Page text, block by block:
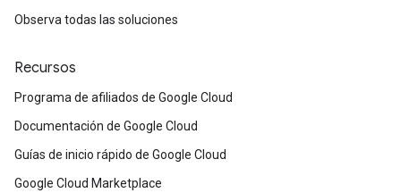
Observa todas las soluciones
Recursos
Programa de afiliados de Google Cloud
Documentación de Google Cloud
Guías de inicio rápido de Google Cloud
Google Cloud Marketplace